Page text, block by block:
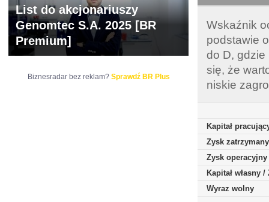
Wskaźnik
podstawie
do D, gdzie
się, że
niskie
Kapitał
Zysk
Zysk operacyjny
Kapitał własny
Wyraz wolny
List do akcjonariuszy
Genomtec S.A. 2025 [BR
Premium]
Biznesradar bez reklam? Sprawdź BR Plus